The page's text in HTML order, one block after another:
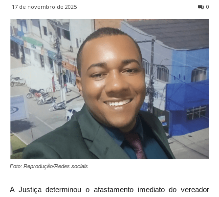
17 de novembro de 2025 0
Foto: Reprodução/Redes sociais
A Justiça determinou o afastamento imediato do vereador